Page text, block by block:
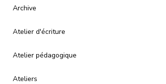
Archive
Atelier d'écriture
Atelier pédagogique
Ateliers